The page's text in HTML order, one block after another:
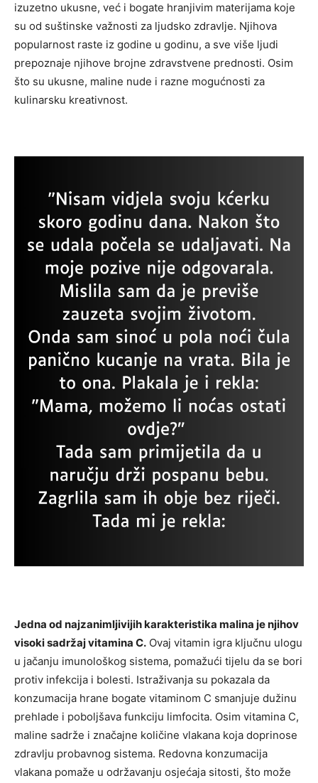
izuzetno ukusne, već i bogate hranjivim materijama koje
su od suštinske važnosti za ljudsko zdravlje. Njihova
popularnost raste iz godine u godinu, a sve više ljudi
prepoznaje njihove brojne zdravstvene prednosti. Osim
što su ukusne, maline nude i razne mogućnosti za
kulinarsku kreativnost.
Jedna od najzanimljivijih karakteristika malina je njihov
visoki sadržaj vitamina C. Ovaj vitamin igra ključnu ulogu
u jačanju imunološkog sistema, pomažući tijelu da se bori
protiv infekcija i bolesti. Istraživanja su pokazala da
konzumacija hrane bogate vitaminom C smanjuje dužinu
prehlade i poboljšava funkciju limfocita. Osim vitamina C,
maline sadrže i značajne količine vlakana koja doprinose
zdravlju probavnog sistema. Redovna konzumacija
vlakana pomaže u održavanju osjećaja sitosti, što može